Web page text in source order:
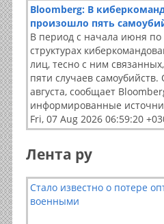
Bloomberg: В
произошло пять
В период с начала июня
структурах
лиц, тесно с ним
пяти случаев самоубийств.
августа, сообщает
информированные
Fri, 07 Aug 2026 06:59:20
Лента ру
Стало известно о потере
военными